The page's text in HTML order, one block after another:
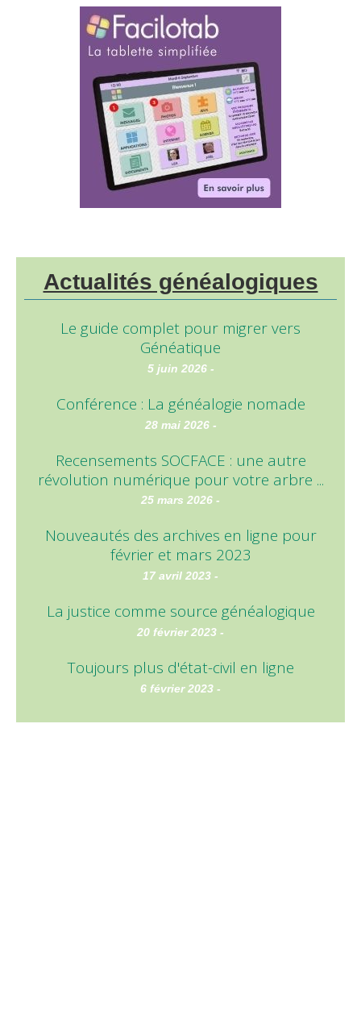
Actualités généalogiques
Le guide complet pour migrer vers
Généatique
5 juin 2026 -
Conférence : La généalogie nomade
28 mai 2026 -
Recensements SOCFACE : une autre
révolution numérique pour votre arbre ...
25 mars 2026 -
Nouveautés des archives en ligne pour
février et mars 2023
17 avril 2023 -
La justice comme source généalogique
20 février 2023 -
Toujours plus d'état-civil en ligne
6 février 2023 -